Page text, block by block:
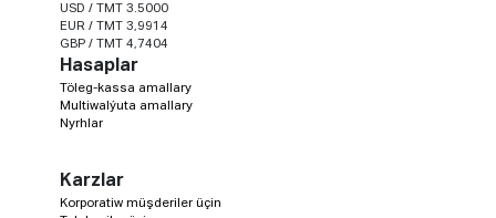
USD / TMT 3.5000
EUR / TMT 3,9914
GBP / TMT 4,7404
Hasaplar
Töleg-kassa amallary
Multiwalýuta amallary
Nyrhlar
Karzlar
Korporatiw müşderiler üçin